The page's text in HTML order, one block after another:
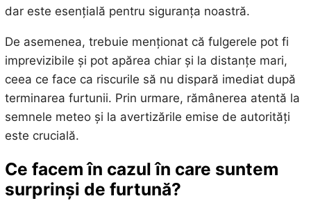
dar este esențială pentru siguranța noastră.
De asemenea, trebuie menționat că fulgerele pot fi
imprevizibile și pot apărea chiar și la distanțe mari,
ceea ce face ca riscurile să nu dispară imediat după
terminarea furtunii. Prin urmare, rămânerea atentă la
semnele meteo și la avertizările emise de autorități
este crucială.
Ce facem în cazul în care suntem
surprinși de furtună?